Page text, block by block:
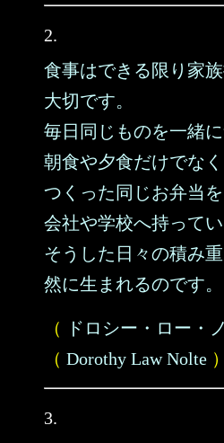
2.
食事はできる限り家
大切です。
毎日同じものを一緒に
朝食や夕食だけでな
つくった同じお弁当
会社や学校へ持ってい
そうした日々の積み
然に生まれるのです。
（ ドロシー・ロー・
（ Dorothy Law Nolte ）
3.